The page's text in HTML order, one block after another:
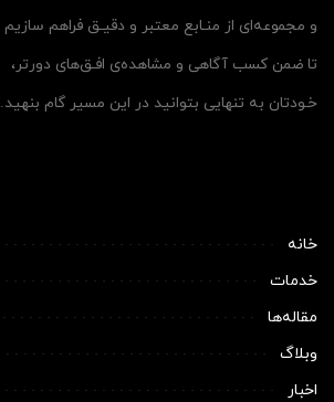
و مجموعه‌ای از منـابع معتبر و دقیـق فراهم سازیم
تا ضمن کسب آگاهی و مشاهده‌ی افـق‌های دورتر،
خـودتان به تنهایی بتوانید در این مسیر گام بنهید.
خانه
خدمات
مقاله‌ها
وبلاگ
اخبار